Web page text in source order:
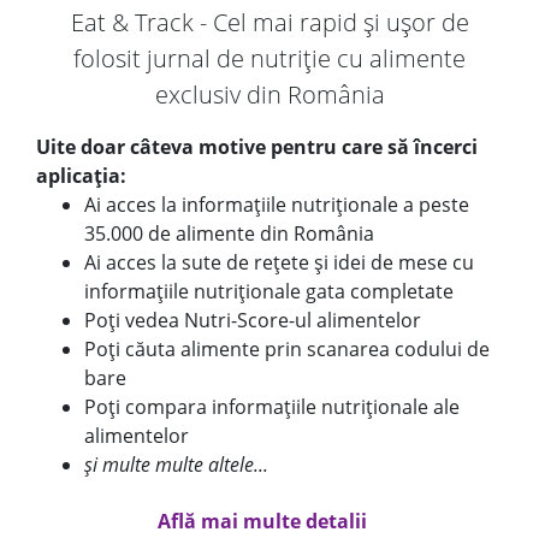
Eat & Track - Cel mai rapid și ușor de
folosit jurnal de nutriție cu alimente
exclusiv din România
Uite doar câteva motive pentru care să încerci
aplicația:
Ai acces la informațiile nutriționale a peste
35.000 de alimente din România
Ai acces la sute de rețete și idei de mese cu
informațiile nutriționale gata completate
Poți vedea Nutri-Score-ul alimentelor
Poți căuta alimente prin scanarea codului de
bare
Poți compara informațiile nutriționale ale
alimentelor
și multe multe altele...
Află mai multe detalii